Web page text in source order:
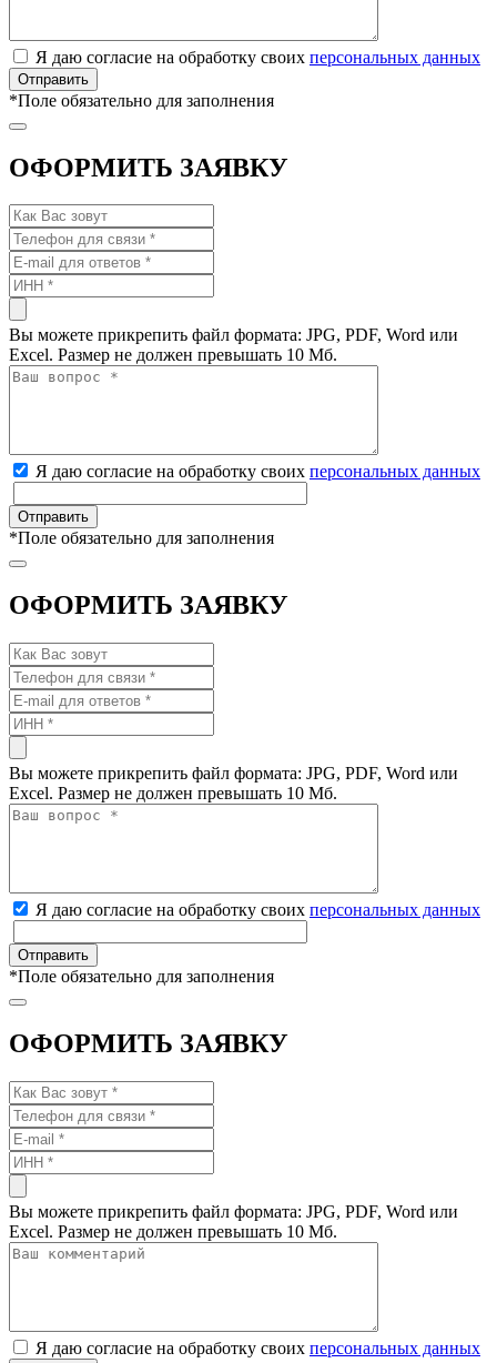
Я даю согласие на обработку своих персональных данных
*Поле обязательно для заполнения
ОФОРМИТЬ ЗАЯВКУ
Вы можете прикрепить файл формата: JPG, PDF, Word или
Excel. Размер не должен превышать 10 Мб.
Я даю согласие на обработку своих персональных данных
*Поле обязательно для заполнения
ОФОРМИТЬ ЗАЯВКУ
Вы можете прикрепить файл формата: JPG, PDF, Word или
Excel. Размер не должен превышать 10 Мб.
Я даю согласие на обработку своих персональных данных
*Поле обязательно для заполнения
ОФОРМИТЬ ЗАЯВКУ
Вы можете прикрепить файл формата: JPG, PDF, Word или
Excel. Размер не должен превышать 10 Мб.
Я даю согласие на обработку своих персональных данных